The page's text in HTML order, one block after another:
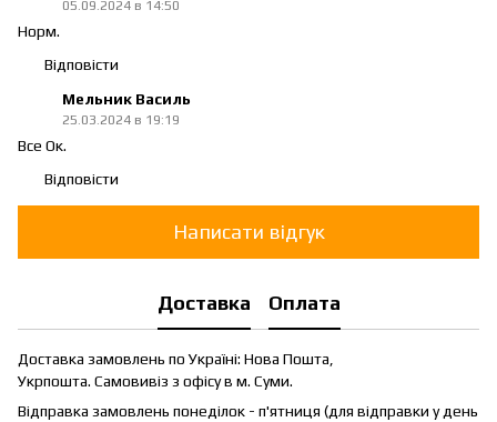
05.09.2024 в 14:50
Норм.
Відповісти
Мельник Василь
25.03.2024 в 19:19
Все Ок.
Відповісти
Написати відгук
Доставка Оплата
Доставка замовлень по Україні: Нова Пошта,
Укрпошта. Самовивіз з офісу в м. Суми.
Відправка замовлень понеділок - п'ятниця (для відправки у день